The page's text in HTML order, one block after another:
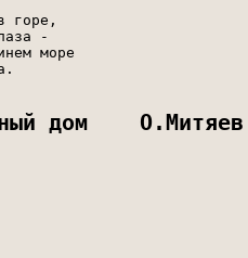
горе,
-
море
дом    О.Митяев